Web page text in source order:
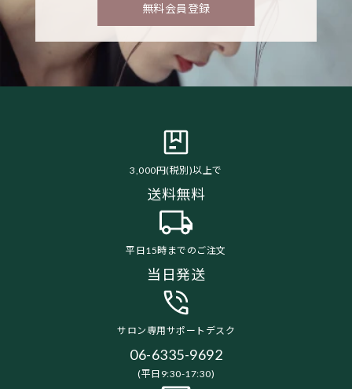
無料会員登録
3,000円(税別)以上で
送料無料
平日15時までのご注文
当日発送
サロン専用サポートデスク
06-6335-9692
(平日9:30-17:30)